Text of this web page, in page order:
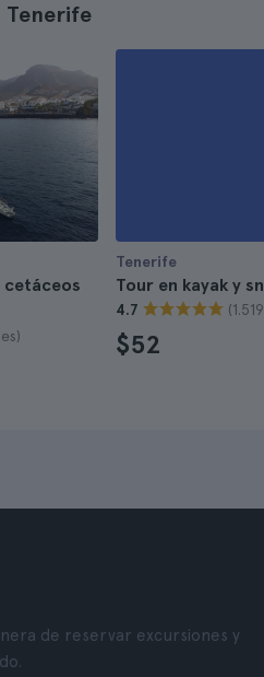
Tenerife
cetáceos
Tenerife
Tour en kayak y
4.7
$52
de reservar excursiones y